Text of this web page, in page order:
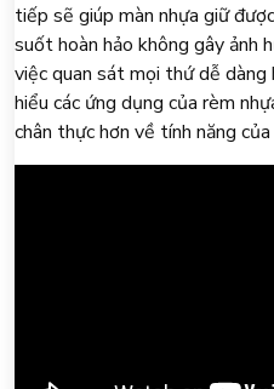
tiếp sẽ giúp màn nhựa giữ
suốt hoàn hảo không gây ảnh
việc quan sát mọi thứ dễ dàng
hiểu các ứng dụng của rèm
chân thực hơn về tính năng của